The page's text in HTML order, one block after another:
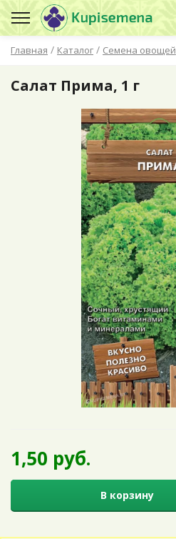
Главная / Каталог / Семена овощей
Салат Прима, 1 г
1,50 руб.
В корзину